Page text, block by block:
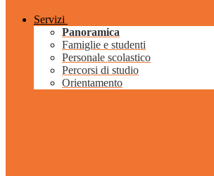
Servizi
Panoramica
Famiglie e studenti
Personale scolastico
Percorsi di studio
Orientamento